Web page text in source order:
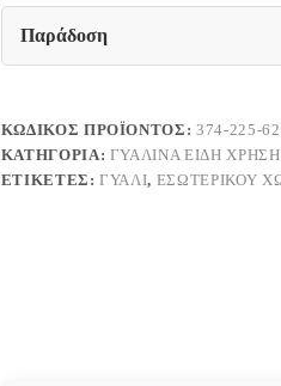
ποσότητα
Παράδοση
ΚΩΔΙΚΌΣ ΠΡΟΪΌΝΤΟΣ:374-225-
ΚΑΤΗΓΟΡΊΑ: ΓΥΆΛΙΝΑ ΕΊΔΗ
ΕΤΙΚΈΤΕΣ:ΓΥΑΛΊ, ΕΣΩΤΕΡΙΚΟΎ